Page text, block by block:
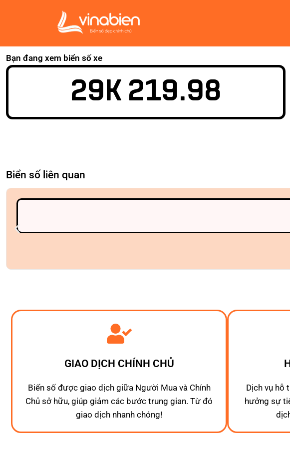
Bạn đang xem biển số xe
29K 219.98
Biển số liên quan
GIAO DỊCH CHÍNH CHỦ
Biến số được giao dịch giữa Người Mua và Chính
Chủ sở hữu, giúp giảm các bước trung gian. Từ đó
giao dịch nhanh chóng!
Dịch vụ hỗ
hưởng sự